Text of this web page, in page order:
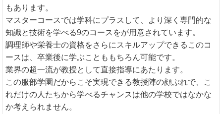
もあります。
マスターコースでは学科にプラスして、より深く専門的な
知識と技術を学べる9のコースをが用意されています。
調理師や栄養士の資格をさらにスキルアップできるこのコ
ースは、卒業後に学ぶことももちろん可能です。
業界の超一流が教授として直接指導にあたります。
この服部学園だからこそ実現できる教授陣の顔ぶれで、こ
れだけの人たちから学べるチャンスは他の学校ではなかな
か考えられません。